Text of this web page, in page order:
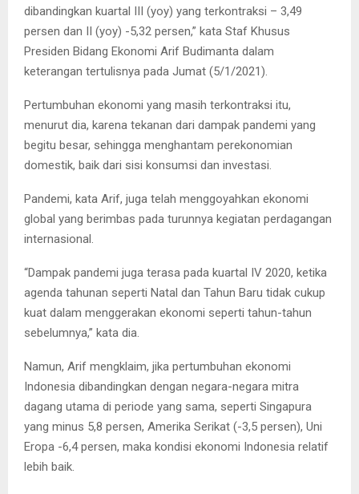
dibandingkan kuartal III (yoy) yang terkontraksi – 3,49
persen dan II (yoy) -5,32 persen,” kata Staf Khusus
Presiden Bidang Ekonomi Arif Budimanta dalam
keterangan tertulisnya pada Jumat (5/1/2021).
Pertumbuhan ekonomi yang masih terkontraksi itu,
menurut dia, karena tekanan dari dampak pandemi yang
begitu besar, sehingga menghantam perekonomian
domestik, baik dari sisi konsumsi dan investasi.
Pandemi, kata Arif, juga telah menggoyahkan ekonomi
global yang berimbas pada turunnya kegiatan perdagangan
internasional.
“Dampak pandemi juga terasa pada kuartal IV 2020, ketika
agenda tahunan seperti Natal dan Tahun Baru tidak cukup
kuat dalam menggerakan ekonomi seperti tahun-tahun
sebelumnya,” kata dia.
Namun, Arif mengklaim, jika pertumbuhan ekonomi
Indonesia dibandingkan dengan negara-negara mitra
dagang utama di periode yang sama, seperti Singapura
yang minus 5,8 persen, Amerika Serikat (-3,5 persen), Uni
Eropa -6,4 persen, maka kondisi ekonomi Indonesia relatif
lebih baik.